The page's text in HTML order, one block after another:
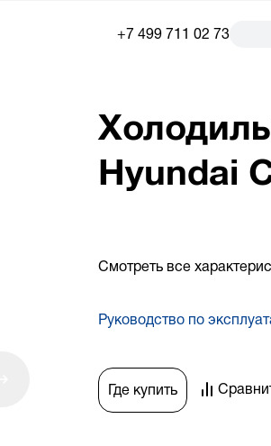
+7 499 711 02 73
Hyundai
Смотреть все
Руководство по
Где купить